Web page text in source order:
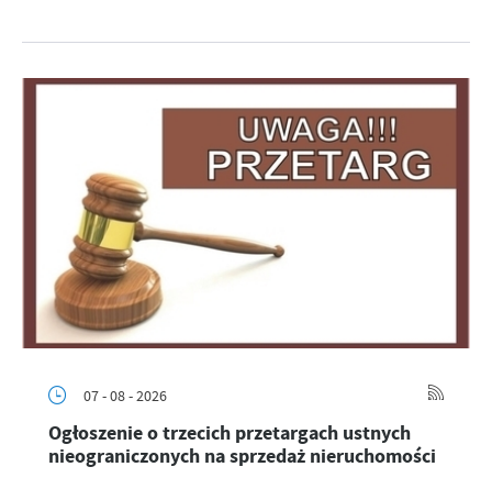
07 - 08 - 2026
Ogłoszenie o trzecich przetargach ustnych
nieograniczonych na sprzedaż nieruchomości